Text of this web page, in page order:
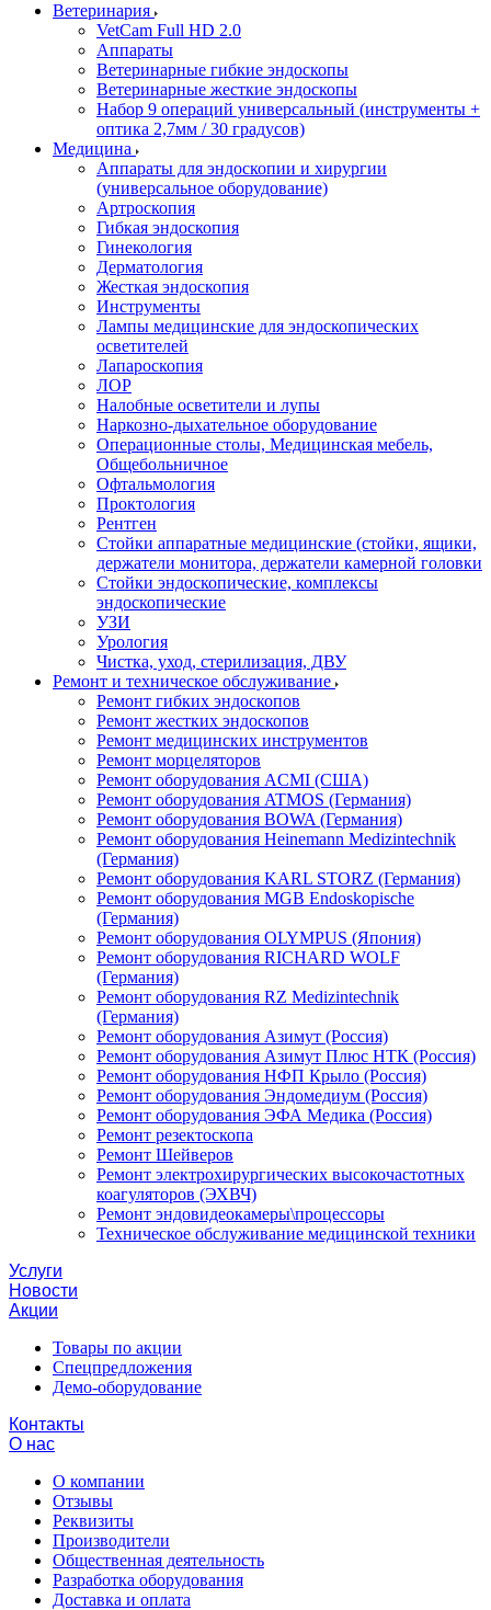
Ветеринария
VetCam Full HD 2.0
Аппараты
Ветеринарные гибкие эндоскопы
Ветеринарные жесткие эндоскопы
Набор 9 операций универсальный (инструменты +
оптика 2,7мм / 30 градусов)
Медицина
Аппараты для эндоскопии и хирургии
(универсальное оборудование)
Артроскопия
Гибкая эндоскопия
Гинекология
Дерматология
Жесткая эндоскопия
Инструменты
Лампы медицинские для эндоскопических
осветителей
Лапароскопия
ЛОР
Налобные осветители и лупы
Наркозно-дыхательное оборудование
Операционные столы, Медицинская мебель,
Общебольничное
Офтальмология
Проктология
Рентген
Стойки аппаратные медицинские (стойки, ящики,
держатели монитора, держатели камерной головки
Стойки эндоскопические, комплексы
эндоскопические
УЗИ
Урология
Чистка, уход, стерилизация, ДВУ
Ремонт и техническое обслуживание
Ремонт гибких эндоскопов
Ремонт жестких эндоскопов
Ремонт медицинских инструментов
Ремонт морцеляторов
Ремонт оборудования ACMI (США)
Ремонт оборудования ATMOS (Германия)
Ремонт оборудования BOWA (Германия)
Ремонт оборудования Heinemann Medizintechnik
(Германия)
Ремонт оборудования KARL STORZ (Германия)
Ремонт оборудования MGB Endoskopische
(Германия)
Ремонт оборудования OLYMPUS (Япония)
Ремонт оборудования RICHARD WOLF
(Германия)
Ремонт оборудования RZ Medizintechnik
(Германия)
Ремонт оборудования Азимут (Россия)
Ремонт оборудования Азимут Плюс НТК (Россия)
Ремонт оборудования НФП Крыло (Россия)
Ремонт оборудования Эндомедиум (Россия)
Ремонт оборудования ЭФА Медика (Россия)
Ремонт резектоскопа
Ремонт Шейверов
Ремонт электрохирургических высокочастотных
коагуляторов (ЭХВЧ)
Ремонт эндовидеокамеры\процессоры
Техническое обслуживание медицинской техники
Услуги
Новости
Акции
Товары по акции
Спецпредложения
Демо-оборудование
Контакты
О нас
О компании
Отзывы
Реквизиты
Производители
Общественная деятельность
Разработка оборудования
Доставка и оплата